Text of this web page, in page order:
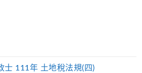
士 111年 土地稅法規(四)